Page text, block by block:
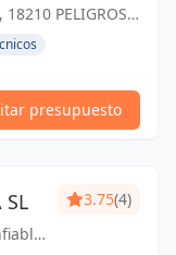
18210 PELIGROS,
presupuesto
SL 3.75(4)